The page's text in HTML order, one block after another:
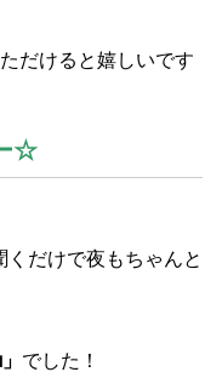
だけると嬉しいです
☆
くだけで夜もちゃんと
」 でした！